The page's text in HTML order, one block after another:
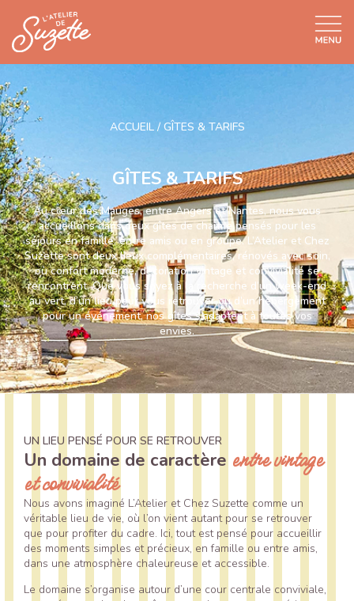
ACCUEIL/ GÎTES & TARIFS
GÎTES & TARIFS
Au cœur des Mauges, entre Angers et Nantes, nous vous
accueillons dans deux gîtes de charme pensés pour les
séjours en famille, entre amis ou en groupe. L’Atelier et Chez
Suzette sont deux lieux complémentaires, rénovés avec soin,
où confort moderne, décoration vintage et convivialité se
rencontrent. Que vous soyez à la recherche d’un week-end
au vert, d’un lieu pour vous retrouver ou d’un hébergement
pour un événement, nos gîtes s’adaptent à toutes vos
envies.
UN LIEU PENSÉ POUR SE RETROUVER
Un domaine de caractère entre vintage
et convivialité
Nous avons imaginé L’Atelier et Chez Suzette comme un
véritable lieu de vie, où l’on vient autant pour se retrouver
que pour profiter du cadre. Ici, tout est pensé pour accueillir
des moments simples et précieux, en famille ou entre amis,
dans une atmosphère chaleureuse et accessible.
Le domaine s’organise autour d’une cour centrale conviviale,